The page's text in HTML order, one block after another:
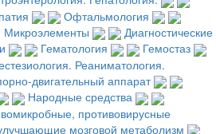
Офтальмология
Диагностические
Гематология
Гемостаз
Реаниматология.
двигательный аппарат
Народные средства
противовирусные
мозговой метаболизм